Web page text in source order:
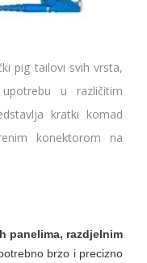
pig tailovi svih vrsta,
u različitim
kratki komad
konektorom na
panelima, razdjelnim
brzo i precizno